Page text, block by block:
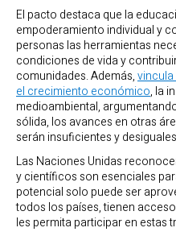
El pacto destaca que la
empoderamiento individual y
personas las herramientas
condiciones de vida y
comunidades. Además,
el crecimiento económico, la
medioambiental,
sólida, los avances en otras
serán insuficientes y
Las Naciones Unidas
y científicos son esenciales
potencial solo puede ser
todos los países, tienen
les permita participar en estas